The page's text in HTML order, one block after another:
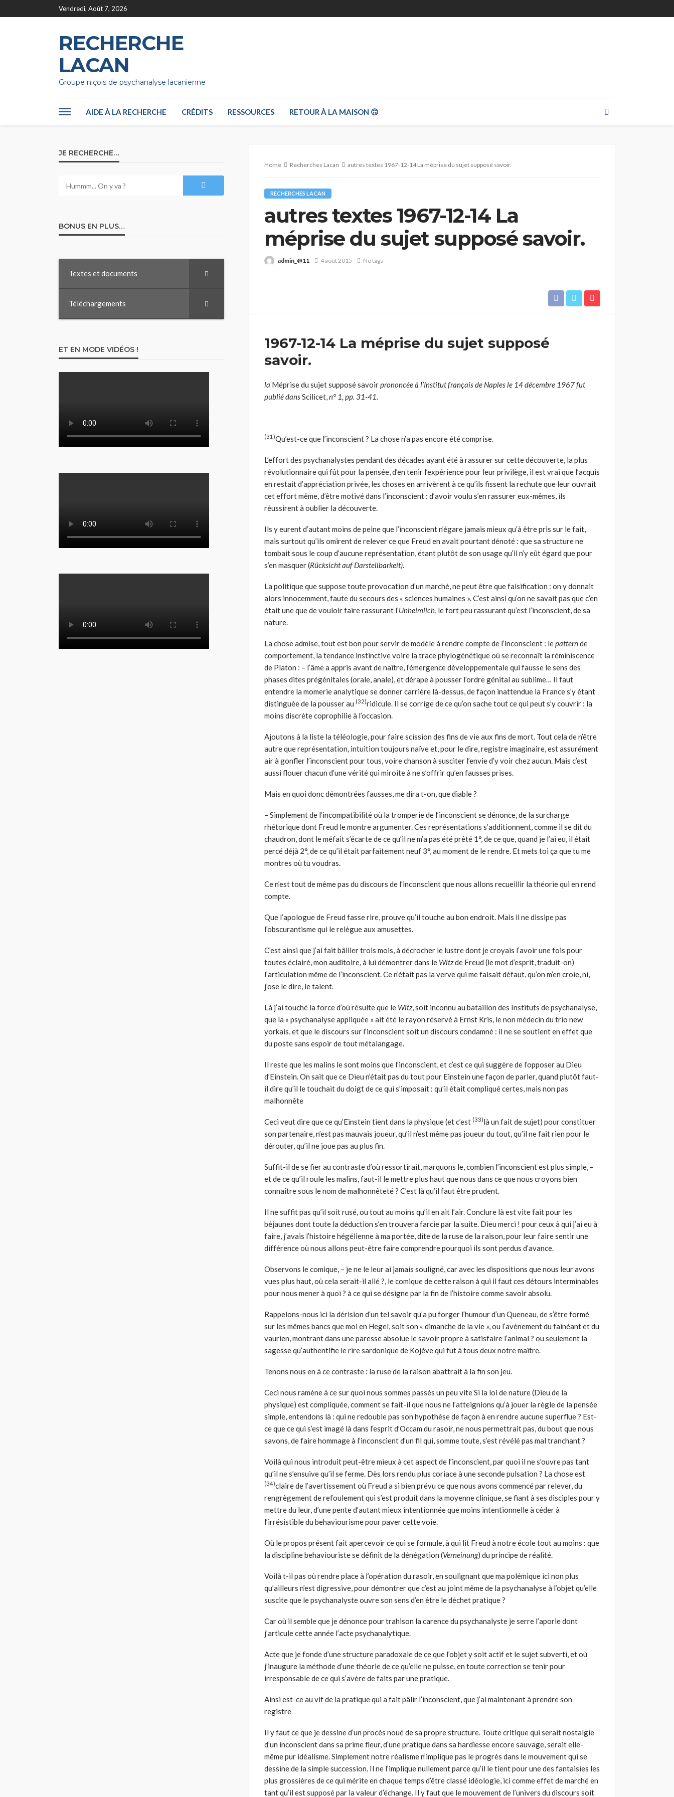
Vendredi, Août 7, 2026
RECHERCHE
LACAN
Groupe niçois de psychanalyse lacanienne
AIDE À LA RECHERCHE CRÉDITS RESSOURCES RETOUR À LA MAISON 🙃
Home Recherches Lacan autres textes 1967-12-14 La méprise du sujet supposé savoir.
RECHERCHES LACAN
autres textes 1967-12-14 La
méprise du sujet supposé savoir.
admin_@11 4 août 2015 No tags
1967-12-14 La méprise du sujet supposé
savoir.
la Méprise du sujet supposé savoirprononcée à l’Institut français de Naples le 14 décembre 1967 fut
publié dansScilicet,n° 1, pp. 31-41.
(31)Qu’est-ce que l’inconscient ? La chose n’a pas encore été comprise.
L’effort des psychanalystes pendant des décades ayant été à rassurer sur cette découverte, la plus
révolutionnaire qui fût pour la pensée, d’en tenir l’expérience pour leur privilège, il est vrai que l’acquis
en restait d’appréciation privée, les choses en arrivèrent à ce qu’ils fissent la rechute que leur ouvrait
cet effort même, d’être motivé dans l’inconscient : d’avoir voulu s’en rassurer eux-mêmes, ils
réussirent à oublier la découverte.
Ils y eurent d’autant moins de peine que l’inconscient n’égare jamais mieux qu’à être pris sur le fait,
mais surtout qu’ils omirent de relever ce que Freud en avait pourtant dénoté : que sa structure ne
tombait sous le coup d’aucune représentation, étant plutôt de son usage qu’il n’y eût égard que pour
s’en masquer (Rücksicht auf Darstellbarkeit).
La politique que suppose toute provocation d’un marché, ne peut être que falsification : on y donnait
alors innocemment, faute du secours des « sciences humaines ». C’est ainsi qu’on ne savait pas que c’en
était une que de vouloir faire rassurant l’Unheimlich, le fort peu rassurant qu’est l’inconscient, de sa
nature.
La chose admise, tout est bon pour servir de modèle à rendre compte de l’inconscient : lepatternde
comportement, la tendance instinctive voire la trace phylogénétique où se reconnaît la réminiscence
de Platon : – l’âme a appris avant de naître, l’émergence développementale qui fausse le sens des
phases dites prégénitales (orale, anale), et dérape à pousser l’ordre génital au sublime… Il faut
entendre la momerie analytique se donner carrière là-dessus, de façon inattendue la France s’y étant
distinguée de la pousser au (32)ridicule. Il se corrige de ce qu’on sache tout ce qui peut s’y couvrir : la
moins discrète coprophilie à l’occasion.
Ajoutons à la liste la téléologie, pour faire scission des fins de vie aux fins de mort. Tout cela de n’être
autre que représentation, intuition toujours naïve et, pour le dire, registre imaginaire, est assurément
air à gonfler l’inconscient pour tous, voire chanson à susciter l’envie d’y voir chez aucun. Mais c’est
aussi flouer chacun d’une vérité qui miroite à ne s’offrir qu’en fausses prises.
Mais en quoi donc démontrées fausses, me dira t-on, que diable ?
– Simplement de l’incompatibilité où la tromperie de l’inconscient se dénonce, de la surcharge
rhétorique dont Freud le montre argumenter. Ces représentations s’additionnent, comme il se dit du
chaudron, dont le méfait s’écarte de ce qu’il ne m’a pas été prêté 1°, de ce que, quand je l’ai eu, il était
percé déjà 2°, de ce qu’il était parfaitement neuf 3°, au moment de le rendre. Et mets toi ça que tu me
montres où tu voudras.
Ce n’est tout de même pas du discours de l’inconscient que nous allons recueillir la théorie qui en rend
compte.
Que l’apologue de Freud fasse rire, prouve qu’il touche au bon endroit. Mais il ne dissipe pas
l’obscurantisme qui le relègue aux amusettes.
C’est ainsi que j’ai fait bâiller trois mois, à décrocher le lustre dont je croyais l’avoir une fois pour
toutes éclairé, mon auditoire, à lui démontrer dans le Witzde Freud (le mot d’esprit, traduit-on)
l’articulation même de l’inconscient. Ce n’était pas la verve qui me faisait défaut, qu’on m’en croie, ni,
j’ose le dire, le talent.
Là j’ai touché la force d’où résulte que le Witz, soit inconnu au bataillon des Instituts de psychanalyse,
que la « psychanalyse appliquée » ait été le rayon réservé à Ernst Kris, le non médecin du trio new
yorkais, et que le discours sur l’inconscient soit un discours condamné : il ne se soutient en effet que
du poste sans espoir de tout métalangage.
Il reste que les malins le sont moins que l’inconscient, et c’est ce qui suggère de l’opposer au Dieu
d’Einstein. On sait que ce Dieu n’était pas du tout pour Einstein une façon de parler, quand plutôt faut-
il dire qu’il le touchait du doigt de ce qui s’imposait : qu’il était compliqué certes, mais non pas
malhonnête
Ceci veut dire que ce qu’Einstein tient dans la physique (et c’est (33)là un fait de sujet) pour constituer
son partenaire, n’est pas mauvais joueur, qu’il n’est même pas joueur du tout, qu’il ne fait rien pour le
dérouter, qu’il ne joue pas au plus fin.
Suffit-il de se fier au contraste d’où ressortirait, marquons le, combien l’inconscient est plus simple, –
et de ce qu’il roule les malins, faut-il le mettre plus haut que nous dans ce que nous croyons bien
connaître sous le nom de malhonnêteté ? C’est là qu’il faut être prudent.
Il ne suffit pas qu’il soit rusé, ou tout au moins qu’il en ait l’air. Conclure là est vite fait pour les
béjaunes dont toute la déduction s’en trouvera farcie par la suite. Dieu merci ! pour ceux à qui j’ai eu à
faire, j’avais l’histoire hégélienne à ma portée, dite de la ruse de la raison, pour leur faire sentir une
différence où nous allons peut-être faire comprendre pourquoi ils sont perdus d’avance.
Observons le comique, – je ne le leur ai jamais souligné, car avec les dispositions que nous leur avons
vues plus haut, où cela serait-il allé ?, le comique de cette raison à qui il faut ces détours interminables
pour nous mener à quoi ? à ce qui se désigne par la fin de l’histoire comme savoir absolu.
Rappelons-nous ici la dérision d’un tel savoir qu’a pu forger l’humour d’un Queneau, de s’être formé
sur les mêmes bancs que moi en Hegel, soit son « dimanche de la vie », ou l’avènement du fainéant et du
vaurien, montrant dans une paresse absolue le savoir propre à satisfaire l’animal ? ou seulement la
sagesse qu’authentifie le rire sardonique de Kojève qui fut à tous deux notre maître.
Tenons nous en à ce contraste : la ruse de la raison abattrait à la fin son jeu.
Ceci nous ramène à ce sur quoi nous sommes passés un peu vite Si la loi de nature (Dieu de la
physique) est compliquée, comment se fait-il que nous ne l’atteignions qu’à jouer la règle de la pensée
simple, entendons là : qui ne redouble pas son hypothèse de façon à en rendre aucune superflue ? Est-
ce que ce qui s’est imagé là dans l’esprit d’Occam du rasoir, ne nous permettrait pas, du bout que nous
savons, de faire hommage à l’inconscient d’un fil qui, somme toute, s’est révélé pas mal tranchant ?
Voilà qui nous introduit peut-être mieux à cet aspect de l’inconscient, par quoi il ne s’ouvre pas tant
qu’il ne s’ensuive qu’il se ferme. Dès lors rendu plus coriace à une seconde pulsation ? La chose est
(34)claire de l’avertissement où Freud a si bien prévu ce que nous avons commencé par relever, du
rengrègement de refoulement qui s’est produit dans la moyenne clinique, se fiant à ses disciples pour y
mettre du leur, d’une pente d’autant mieux intentionnée que moins intentionnelle à céder à
l’irrésistible du behaviourisme pour paver cette voie.
Où le propos présent fait apercevoir ce qui se formule, à qui lit Freud à notre école tout au moins : que
la discipline behaviouriste se définit de la dénégation (Verneinung) du principe de réalité.
Voilà t-il pas où rendre place à l’opération du rasoir, en soulignant que ma polémique ici non plus
qu’ailleurs n’est digressive, pour démontrer que c’est au joint même de la psychanalyse à l’objet qu’elle
suscite que le psychanalyste ouvre son sens d’en être le déchet pratique ?
Car où il semble que je dénonce pour trahison la carence du psychanalyste je serre l’aporie dont
j’articule cette année l’acte psychanalytique.
Acte que je fonde d’une structure paradoxale de ce que l’objet y soit actif et le sujet subverti, et où
j’inaugure la méthode d’une théorie de ce qu’elle ne puisse, en toute correction se tenir pour
irresponsable de ce qui s’avère de faits par une pratique.
Ainsi est-ce au vif de la pratique qui a fait pâlir l’inconscient, que j’ai maintenant à prendre son
registre
Il y faut ce que je dessine d’un procès noué de sa propre structure. Toute critique qui serait nostalgie
d’un inconscient dans sa prime fleur, d’une pratique dans sa hardiesse encore sauvage, serait elle-
même pur idéalisme. Simplement notre réalisme n’implique pas le progrès dans le mouvement qui se
dessine de la simple succession. Il ne l’implique nullement parce qu’il le tient pour une des fantaisies les
plus grossières de ce qui mérite en chaque temps d’être classé idéologie, ici comme effet de marché en
tant qu’il est supposé par la valeur d’échange. Il y faut que le mouvement de l’univers du discours soit
JE RECHERCHE…
BONUS EN PLUS…
Textes et documents
Téléchargements
ET EN MODE VIDÉOS !